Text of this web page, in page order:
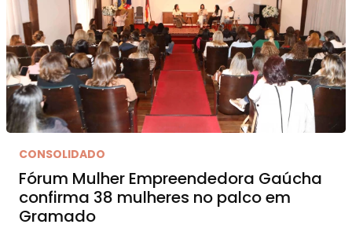
CONSOLIDADO
Fórum Mulher Empreendedora Gaúcha
confirma 38 mulheres no palco em
Gramado